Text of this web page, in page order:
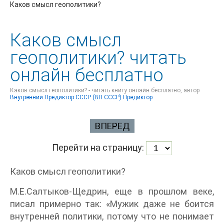
Каков смысл геополитики?
Каков смысл
геополитики? читать
онлайн бесплатно
Каков смысл геополитики? - читать книгу онлайн бесплатно, автор
Внутренний Предиктор СССР (ВП СССР) Предиктор
ВПЕРЕД
Перейти на страницу:
Каков смысл геополитики?
М.Е.Салтыков-Щедрин, еще в прошлом веке,
писал примерно так: «Мужик даже не боится
внутренней политики, потому что не понимает